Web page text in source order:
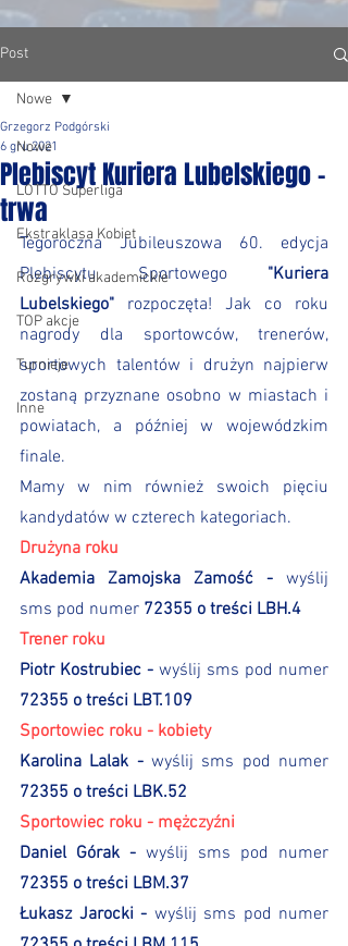
Post
Nowe
LOTTO Superliga
Ekstraklasa Kobiet
Rozgrywki akademickie
TOP akcje
Turnieje
Inne
Nowe
Plebiscyt Kuriera Lubelskiego -
trwa
Grzegorz Podgórski
6 gru 2021
Tegoroczna Jubileuszowa 60. edycja
Plebiscytu Sportowego "Kuriera
Lubelskiego" rozpoczęta! Jak co roku
nagrody dla sportowców, trenerów,
sportowych talentów i drużyn najpierw
zostaną przyznane osobno w miastach i
powiatach, a później w wojewódzkim
finale.
Mamy w nim również swoich pięciu
kandydatów w czterech kategoriach.
Drużyna roku
Akademia Zamojska Zamość - wyślij
sms pod numer 72355 o treści LBH.4
Trener roku
Piotr Kostrubiec - wyślij sms pod numer
72355 o treści LBT.109
Sportowiec roku - kobiety
Karolina Lalak - wyślij sms pod numer
72355 o treści LBK.52
Sportowiec roku - mężczyźni
Daniel Górak - wyślij sms pod numer
72355 o treści LBM.37
Łukasz Jarocki - wyślij sms pod numer